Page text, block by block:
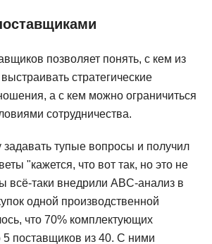
позволяет понять, с кем из
стратегические
а с кем можно ограничиться
сотрудничества.
тупые вопросы и получил
"кажется, что вот так, но это не
всё-таки внедрили ABC-анализ в
одной производственной
что 70% комплектующих
5 поставщиков из 40. С ними